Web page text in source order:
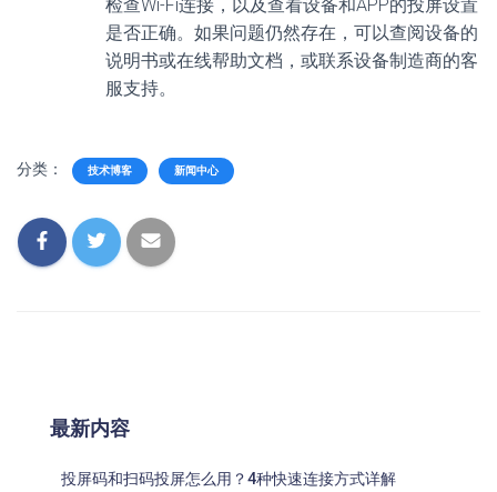
检查Wi-Fi连接，以及查看设备和APP的投屏设置
是否正确。如果问题仍然存在，可以查阅设备的
说明书或在线帮助文档，或联系设备制造商的客
服支持。
分类： 技术博客 新闻中心
最新内容
投屏码和扫码投屏怎么用？4种快速连接方式详解